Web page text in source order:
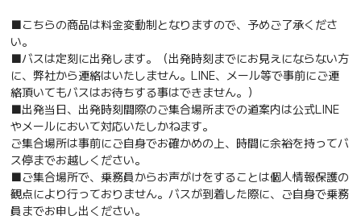
■こちらの商品は料金変動制となりますので、予めご了承くださ
い。
■バスは定刻に出発します。（出発時刻までにお見えにならない方
に、弊社から連絡はいたしません。LINE、メール等で事前にご連
絡頂いてもバスはお待ちする事はできません。）
■出発当日、出発時刻間際のご集合場所までの道案内は公式LINE
やメールにおいて対応いたしかねます。
ご集合場所は事前にご自身でお確かめの上、時間に余裕を持ってバ
ス停までお越しください。
■ご集合場所で、乗務員からお声がけをすることは個人情報保護の
観点により行っておりません。バスが到着した際に、ご自身で乗務
員までお申し出ください。